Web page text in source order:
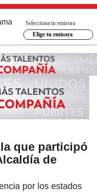
Selecciona tu emisora
Elige tu emisora
que participó
de
por los estados